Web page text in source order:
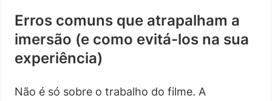
Erros comuns que atrapalham a
imersão (e como evitá-los na sua
experiência)
Não é só sobre o trabalho do filme. A